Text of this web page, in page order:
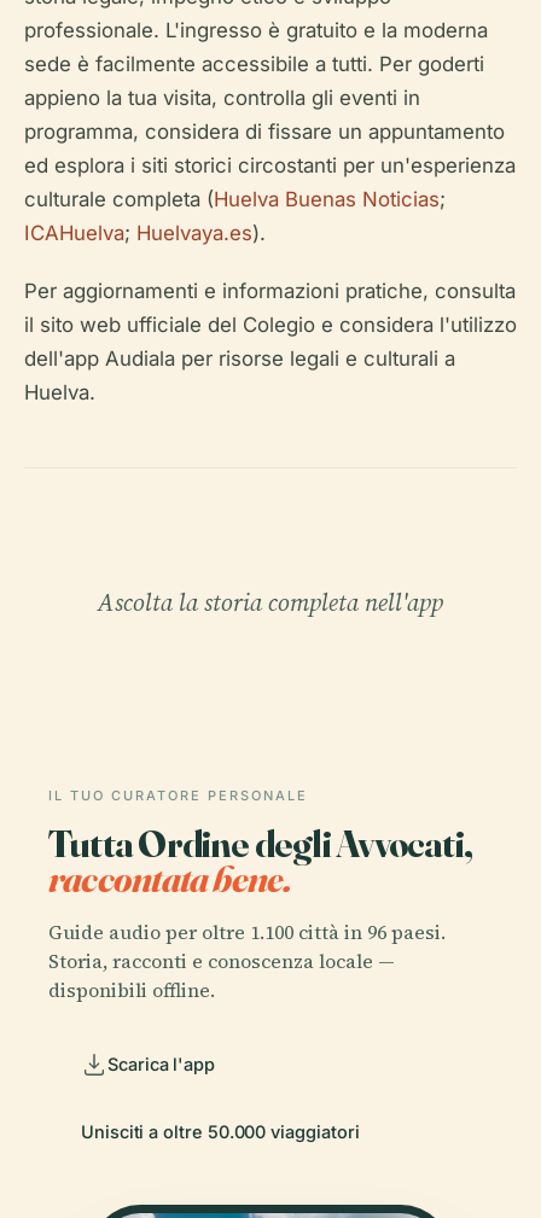
professionale. L'ingresso è gratuito e la moderna
sede è facilmente accessibile a tutti. Per goderti
appieno la tua visita, controlla gli eventi in
programma, considera di fissare un appuntamento
ed esplora i siti storici circostanti per un'esperienza
culturale completa (Huelva Buenas Noticias;
ICAHuelva; Huelvaya.es).
Per aggiornamenti e informazioni pratiche, consulta
il sito web ufficiale del Colegio e considera l'utilizzo
dell'app Audiala per risorse legali e culturali a
Huelva.
Ascolta la storia completa nell'app
IL TUO CURATORE PERSONALE
Tutta Ordine degli Avvocati,
raccontata bene.
Guide audio per oltre 1.100 città in 96 paesi.
Storia, racconti e conoscenza locale —
disponibili offline.
Scarica l'app
Unisciti a oltre 50.000 viaggiatori